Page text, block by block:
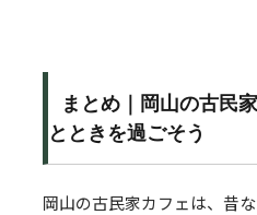
まとめ｜岡山の古民
とときを過ごそう
岡山の古民家カフェは、昔